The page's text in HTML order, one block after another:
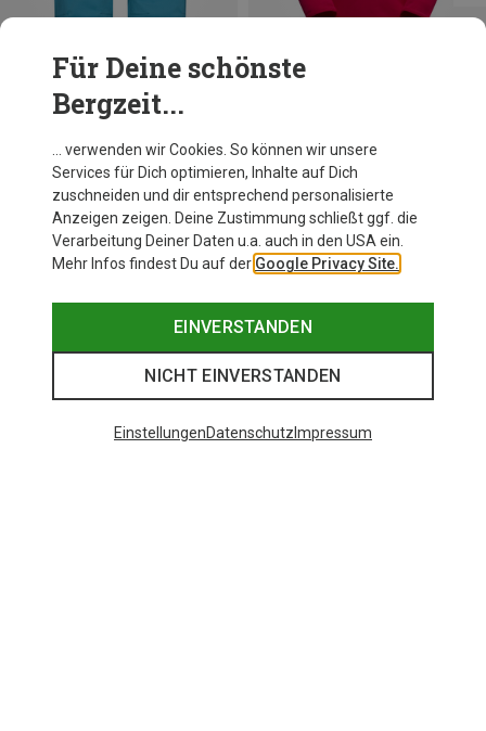
Damen Fjørå Flex1 Shorts
178,95 €
S M
La Sportiva
Damen Tufa Pullover
65,20 €
Für Deine schönste
Bergzeit...
… verwenden wir Cookies. So können wir unsere
Services für Dich optimieren, Inhalte auf Dich
zuschneiden und dir entsprechend personalisierte
Anzeigen zeigen. Deine Zustimmung schließt ggf. die
Verarbeitung Deiner Daten u.a. auch in den USA ein.
Mehr Infos findest Du auf der Google Privacy Site.
EINVERSTANDEN
NICHT EINVERSTANDEN
EinstellungenDatenschutz Impressum